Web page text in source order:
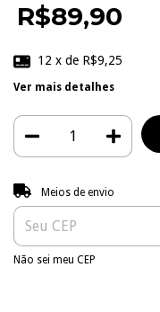
R$89,90
12 x de R$9,25
Ver mais detalhes
Entregas para o CEP:
Meios de envio
Não sei meu CEP